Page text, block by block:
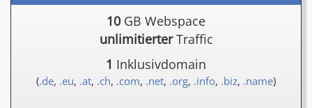
10 GB Webspace
unlimitierterTraffic
1 Inklusivdomain
(.de, .eu, .at, .ch, .com, .net, .org, .info, .biz, .name)